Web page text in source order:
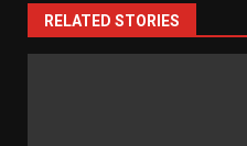
RELATED STORIES